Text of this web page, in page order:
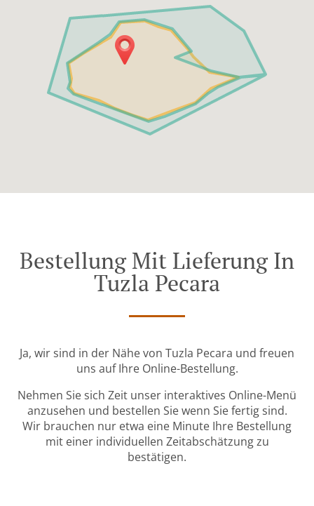
Bestellung Mit Lieferung In
Tuzla Pecara
Ja, wir sind in der Nähe von Tuzla Pecara und freuen
uns auf Ihre Online-Bestellung.
Nehmen Sie sich Zeit unser interaktives Online-Menü
anzusehen und bestellen Sie wenn Sie fertig sind.
Wir brauchen nur etwa eine Minute Ihre Bestellung
mit einer individuellen Zeitabschätzung zu
bestätigen.